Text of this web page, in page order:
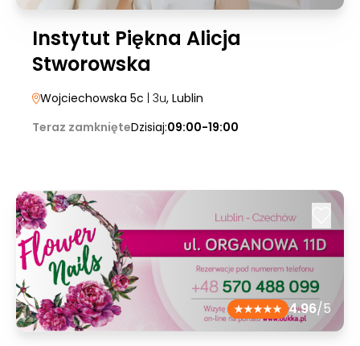
Instytut Piękna Alicja
Stworowska
Wojciechowska 5c | 3u, Lublin
Teraz zamknięteDzisiaj:09:00-19:00
4.96/5